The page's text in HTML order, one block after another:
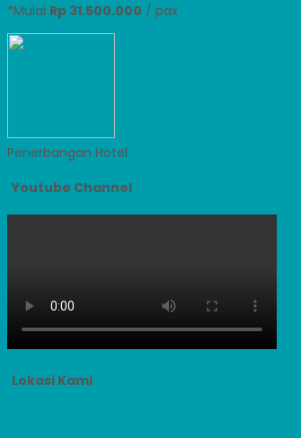
*Mulai Rp 31.500.000 / pax
Penerbangan Hotel
Youtube Channel
Lokasi Kami